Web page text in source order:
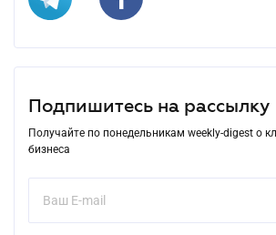
Подпишитесь на рассылку
Получайте по понедельникам weekly-digest о
бизнеса